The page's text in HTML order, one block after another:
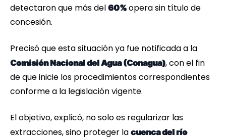
detectaron que más del 60% opera sin título de
concesión.
Precisó que esta situación ya fue notificada a la
Comisión Nacional del Agua (Conagua), con el fin
de que inicie los procedimientos correspondientes
conforme a la legislación vigente.
El objetivo, explicó, no solo es regularizar las
extracciones, sino proteger la cuenca del río